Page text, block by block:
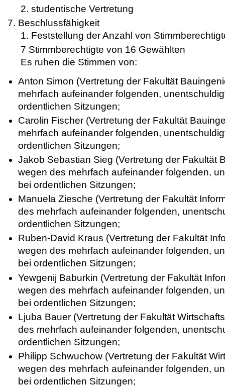
studentische Vertretung
Beschlussfähigkeit
Feststellung der Anzahl von
7 Stimmberechtigte von 16 Gewählten
Es ruhen die Stimmen von:
Anton Simon (Vertretung der Fakultät
mehrfach aufeinander folgenden,
ordentlichen Sitzungen;
Carolin Fischer (Vertretung der Fakultät
mehrfach aufeinander folgenden,
ordentlichen Sitzungen;
Jakob Sebastian Sieg (Vertretung der Fakultät
wegen des mehrfach aufeinander folgenden,
bei ordentlichen Sitzungen;
Manuela Ziesche (Vertretung der Fakultät
des mehrfach aufeinander folgenden,
ordentlichen Sitzungen;
Ruben-David Kraus (Vertretung der Fakultät
wegen des mehrfach aufeinander folgenden,
bei ordentlichen Sitzungen;
Yewgenij Baburkin (Vertretung der Fakultät
wegen des mehrfach aufeinander folgenden,
bei ordentlichen Sitzungen;
Ljuba Bauer (Vertretung der Fakultät
des mehrfach aufeinander folgenden,
ordentlichen Sitzungen;
Philipp Schwuchow (Vertretung der Fakultät
wegen des mehrfach aufeinander folgenden,
bei ordentlichen Sitzungen;